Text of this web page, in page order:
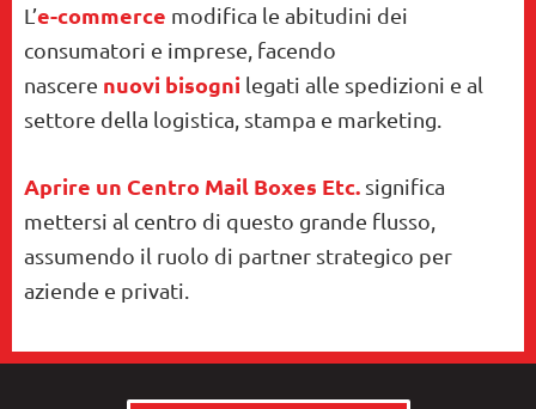
L’e-commerce modifica le abitudini dei
consumatori e imprese, facendo
nascere nuovi bisogni legati alle spedizioni e al
settore della logistica, stampa e marketing.
Aprire un Centro Mail Boxes Etc. significa
mettersi al centro di questo grande flusso,
assumendo il ruolo di partner strategico per
aziende e privati.